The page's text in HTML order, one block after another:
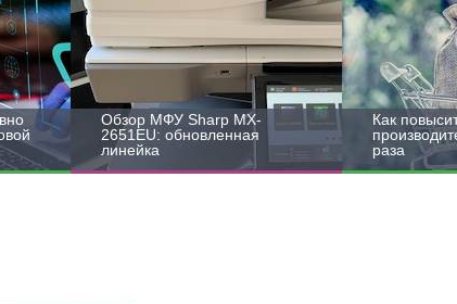
Обзор МФУ Sharp MX-
2651EU: обновленная
линейка
Как
раза